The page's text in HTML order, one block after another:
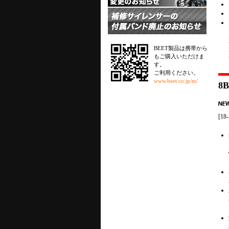
BEET製品は携帯から
もご購入いただけま
す。
ご利用ください。
www.beet.co.jp/m/